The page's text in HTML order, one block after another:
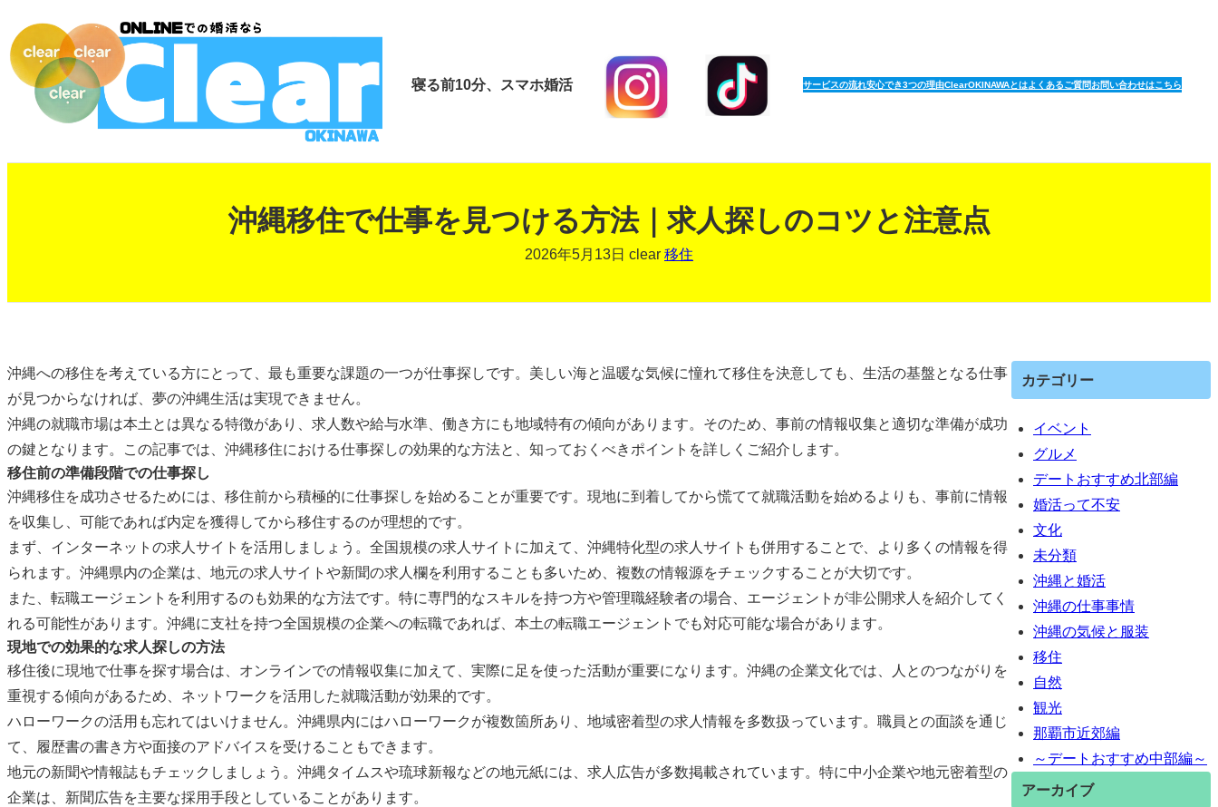
容
を
寝る前10分、スマホ婚活 サービスの流れ安心でき3つの理由ClearOKINAWAとはよくあるご質問お問い合わせはこちら
沖縄移住で仕事を見つける方法｜求人探しのコツと注意点
2026年5月13日 clear 移住
沖縄への移住を考えている方にとって、最も重要な課題の一つが仕事探しです。美しい海と温暖な気候に憧れて移住を決意しても、生活の基盤となる仕事
が見つからなければ、夢の沖縄生活は実現できません。
沖縄の就職市場は本土とは異なる特徴があり、求人数や給与水準、働き方にも地域特有の傾向があります。そのため、事前の情報収集と適切な準備が成功
の鍵となります。この記事では、沖縄移住における仕事探しの効果的な方法と、知っておくべきポイントを詳しくご紹介します。
移住前の準備段階での仕事探し
沖縄移住を成功させるためには、移住前から積極的に仕事探しを始めることが重要です。現地に到着してから慌てて就職活動を始めるよりも、事前に情報
を収集し、可能であれば内定を獲得してから移住するのが理想的です。
まず、インターネットの求人サイトを活用しましょう。全国規模の求人サイトに加えて、沖縄特化型の求人サイトも併用することで、より多くの情報を得
られます。沖縄県内の企業は、地元の求人サイトや新聞の求人欄を利用することも多いため、複数の情報源をチェックすることが大切です。
また、転職エージェントを利用するのも効果的な方法です。特に専門的なスキルを持つ方や管理職経験者の場合、エージェントが非公開求人を紹介してく
れる可能性があります。沖縄に支社を持つ全国規模の企業への転職であれば、本土の転職エージェントでも対応可能な場合があります。
現地での効果的な求人探しの方法
移住後に現地で仕事を探す場合は、オンラインでの情報収集に加えて、実際に足を使った活動が重要になります。沖縄の企業文化では、人とのつながりを
重視する傾向があるため、ネットワークを活用した就職活動が効果的です。
ハローワークの活用も忘れてはいけません。沖縄県内にはハローワークが複数箇所あり、地域密着型の求人情報を多数扱っています。職員との面談を通じ
て、履歴書の書き方や面接のアドバイスを受けることもできます。
地元の新聞や情報誌もチェックしましょう。沖縄タイムスや琉球新報などの地元紙には、求人広告が多数掲載されています。特に中小企業や地元密着型の
企業は、新聞広告を主要な採用手段としていることがあります。
カテゴリー
イベント
グルメ
デートおすすめ北部編
婚活って不安
文化
未分類
沖縄と婚活
沖縄の仕事事情
沖縄の気候と服装
移住
自然
観光
那覇市近郊編
～デートおすすめ中部編～
アーカイブ